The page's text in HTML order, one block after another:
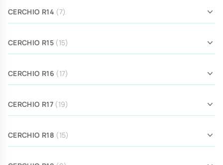
CERCHIO R14 (7)
CERCHIO R15 (15)
CERCHIO R16 (17)
CERCHIO R17 (19)
CERCHIO R18 (15)